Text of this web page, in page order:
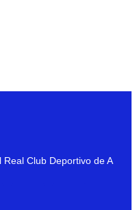
Real Club Deportivo de A